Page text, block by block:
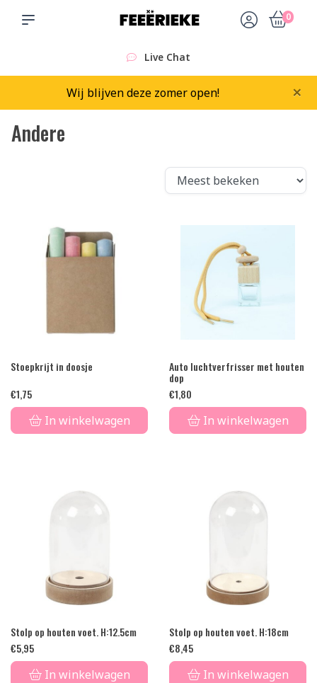
0
Live Chat
Wij blijven deze zomer open! ×
Andere
Stoepkrijt in doosje
€1,75
In winkelwagen
Auto luchtverfrisser met houten
dop
€1,80
In winkelwagen
Stolp op houten voet. H:12.5cm
€5,95
In winkelwagen
Stolp op houten voet. H:18cm
€8,45
In winkelwagen